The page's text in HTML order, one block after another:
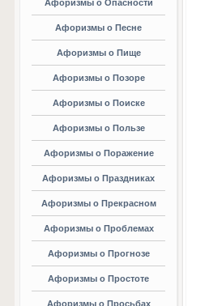
Афоризмы о Опасности
Афоризмы о Песне
Афоризмы о Пище
Афоризмы о Позоре
Афоризмы о Поиске
Афоризмы о Пользе
Афоризмы о Поражение
Афоризмы о Праздниках
Афоризмы о Прекрасном
Афоризмы о Проблемах
Афоризмы о Прогнозе
Афоризмы о Простоте
Афоризмы о Просьбах